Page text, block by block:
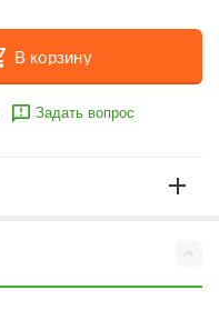
В корзину
Задать вопрос